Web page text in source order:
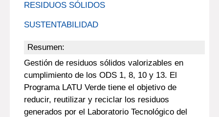
RESIDUOS SÓLIDOS
SUSTENTABILIDAD
Resumen:
Gestión de residuos sólidos valorizables en
cumplimiento de los ODS 1, 8, 10 y 13. El
Programa LATU Verde tiene el objetivo de
reducir, reutilizar y reciclar los residuos
generados por el Laboratorio Tecnológico del